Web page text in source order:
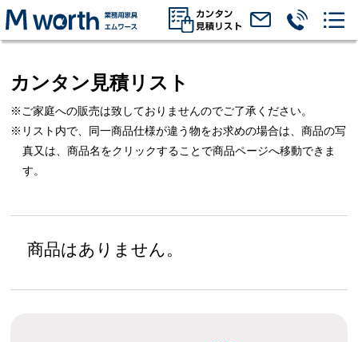
カンタン見積リスト
※ご家庭への販売は致しておりませんのでご了承ください。
※リスト内で、同一商品仕様が違う物をお求めの場合は、商品の写
真又は、商品名をクリックすることで商品ページへ移動できま
す。
商品はありません。